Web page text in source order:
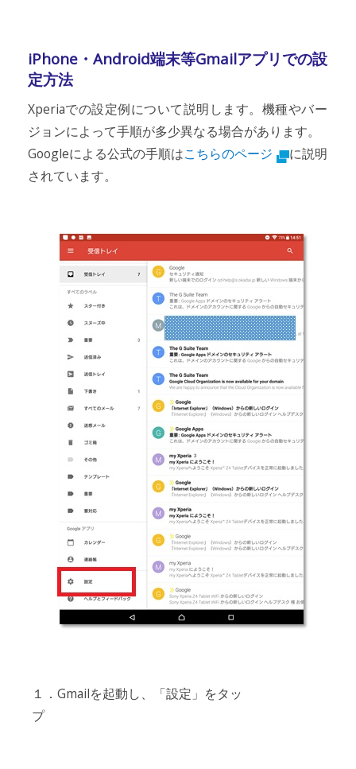
iPhone・Android端末等Gmailアプリでの設
定方法
Xperiaでの設定例について説明します。機種やバー
ジョンによって手順が多少異なる場合があります。
Googleによる公式の手順はこちらのページ
に説明
されています。
１．Gmailを起動し、「設定」をタッ
プ